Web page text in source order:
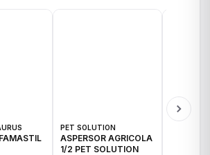
PET SOLUTION
ASPERSOR AGRICOLA
1/2 PET SOLUTION